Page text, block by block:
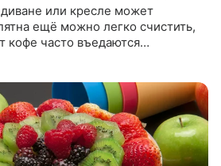
или кресле может
ещё можно легко счистить,
кофе часто въедаются